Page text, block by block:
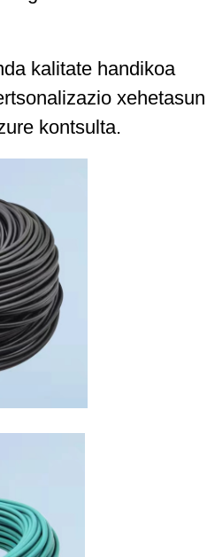
kalitate handikoa
xehetasun
kontsulta.